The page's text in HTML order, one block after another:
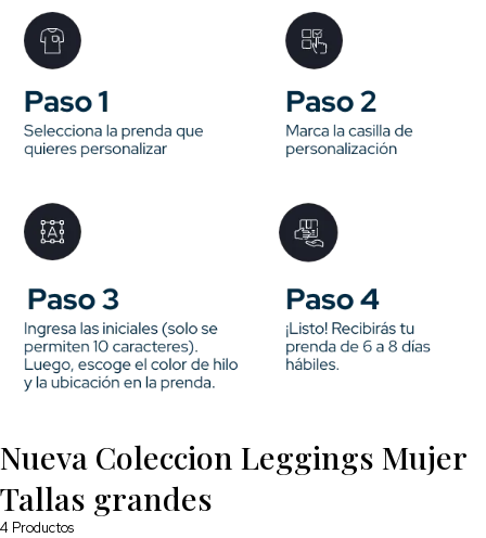
Nueva Coleccion Leggings Mujer
Tallas grandes
4 Productos